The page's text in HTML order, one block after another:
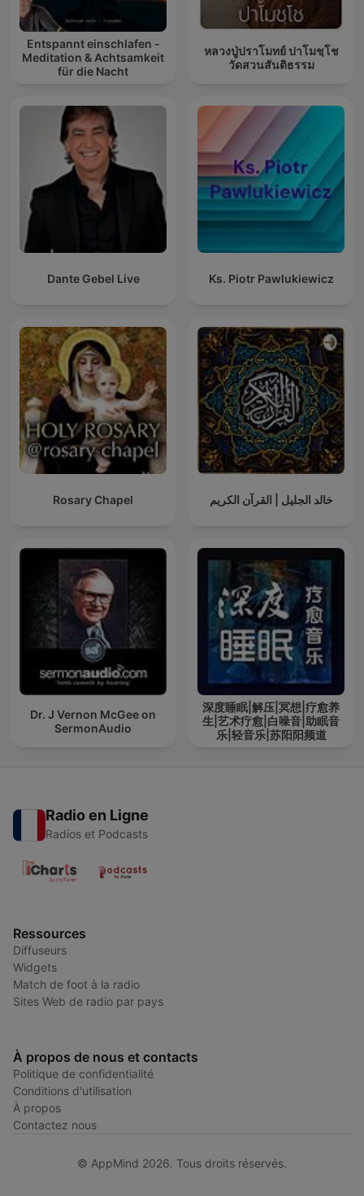
Entspannt einschlafen -
Meditation & Achtsamkeit
für die Nacht
หลวงปู่ปราโมทย์ ปาโมชฺโช
วัดสวนสันติธรรม
Dante Gebel Live Ks. Piotr Pawlukiewicz
Rosary Chapel خالد الجليل | القرآن الكريم
Dr. J Vernon McGee on
SermonAudio
深度睡眠|解压|冥想|疗愈养
生|艺术疗愈|白噪音|助眠音
乐|轻音乐|苏阳阳频道
Radio en Ligne
Radios et Podcasts
Ressources
Diffuseurs
Widgets
Match de foot à la radio
Sites Web de radio par pays
À propos de nous et contacts
Politique de confidentialité
Conditions d'utilisation
À propos
Contactez nous
© AppMind 2026. Tous droits réservés.